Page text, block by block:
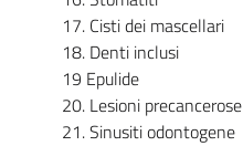
17. Cisti dei mascellari
18. Denti inclusi
19 Epulide
20. Lesioni precancerose
21. Sinusiti odontogene